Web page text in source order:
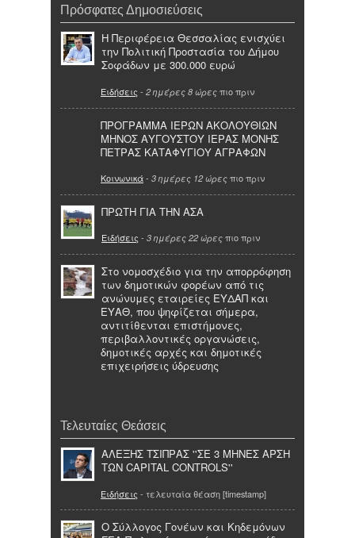
Πρόσφατες Δημοσιεύσεις
Η Περιφέρεια Θεσσαλίας ενισχύει
την Πολιτική Προστασία του Δήμου
Σοφάδων με 300.000 ευρώ
Ειδήσεις - 2 ημέρες 8 ώρες πιο πριν
ΠΡΟΓΡΑΜΜΑ ΙΕΡΩΝ ΑΚΟΛΟΥΘΙΩΝ
ΜΗΝΟΣ ΑΥΓΟΥΣΤΟΥ ΙΕΡΑΣ ΜΟΝΗΣ
ΠΕΤΡΑΣ ΚΑΤΑΦΥΓΙΟΥ ΑΓΡΑΦΩΝ
Κοινωνικά- 3 ημέρες 12 ώρες πιο πριν
ΠΡΩΤΗ ΓΙΑ ΤΗΝ ΑΣΑ
Ειδήσεις - 3 ημέρες 22 ώρες πιο πριν
Στο νομοσχέδιο για την απορρόφηση
των δημοτικών φορέων από τις
ανώνυμες εταιρείες ΕΥΔΑΠ και
ΕΥΑΘ, που ψηφίζεται σήμερα,
αντιτίθενται επιστήμονες,
περιβαλλοντικές οργανώσεις,
δημοτικές αρχές και δημοτικές
επιχειρήσεις ύδρευσης
Τελευταίες Θεάσεις
ΑΛΕΞΗΣ ΤΣΙΠΡΑΣ ''ΣΕ 3 ΜΗΝΕΣ ΑΡΣΗ
ΤΩΝ CAPITAL CONTROLS''
Ειδήσεις - τελευταία θέαση [timestamp]
Ο Σύλλογος Γονέων και Κηδεμόνων